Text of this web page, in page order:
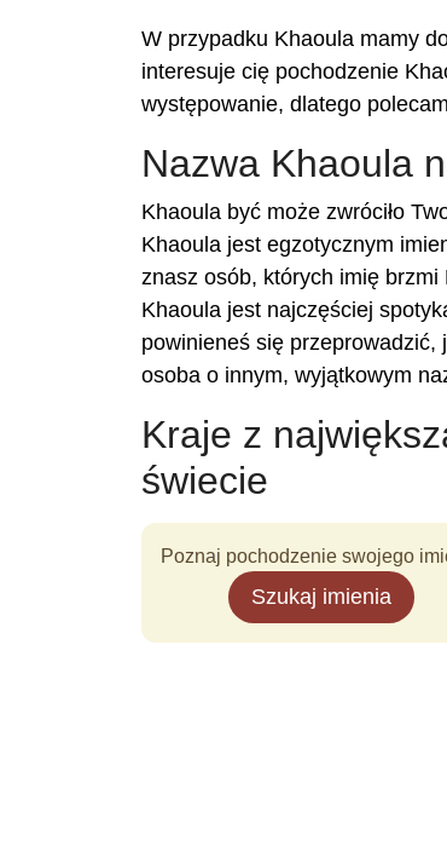
W przypadku Khaoula mamy
interesuje cię pochodzenie
występowanie, dlatego
Nazwa Khaoula
Khaoula być może zwróciło
Khaoula jest egzotycznym
znasz osób, których imię
Khaoula jest najczęściej
powinieneś się
osoba o innym, wyjątkowym
Kraje z
świecie
Poznaj pochodzenie swojego
Szukaj imienia